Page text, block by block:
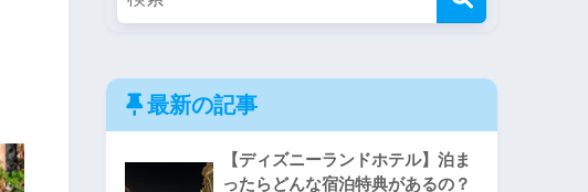
最新の記事
【ディズニーランドホテル】泊ま
ったらどんな宿泊特典があるの？